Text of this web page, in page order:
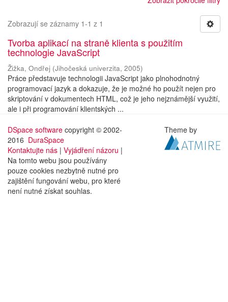
Zobrazují se záznamy 1-1 z 1
Tvorba aplikací na straně klienta s použitím
technologie JavaScript
Žižka, Ondřej (Jihočeská univerzita, 2005)
Práce představuje technologii JavaScript jako plnohodnotný
programovací jazyk a dokazuje, že je možné ho použít nejen pro
skriptování v dokumentech HTML, což je jeho nejznámější využití,
ale i při programování klientských ...
DSpace software copyright © 2002-
2016 DuraSpace
Kontaktujte nás | Vyjádření názoru |
Na tomto webu jsou používány
pouze cookies nezbytně nutné pro
zajištění fungování webu, pro které
není nutné získat souhlas.
Theme by